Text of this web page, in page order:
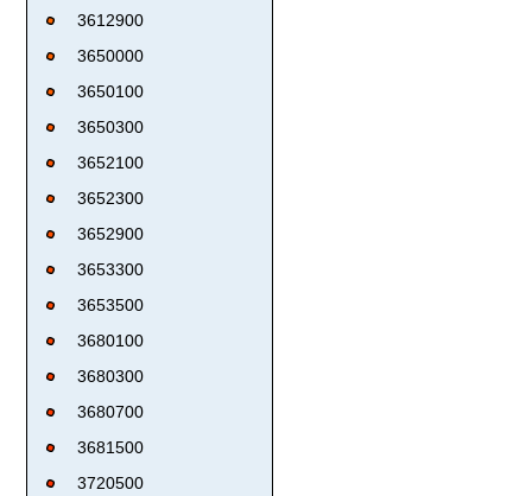
3612900
3650000
3650100
3650300
3652100
3652300
3652900
3653300
3653500
3680100
3680300
3680700
3681500
3720500